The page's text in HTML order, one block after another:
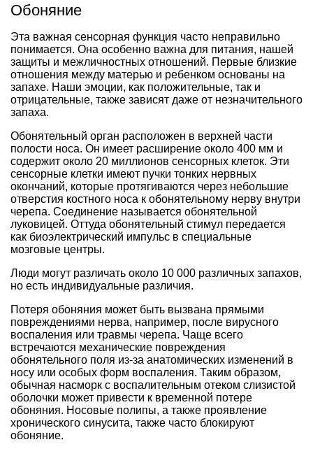
Обоняние
Эта важная сенсорная функция часто неправильно
понимается. Она особенно важна для питания, нашей
защиты и межличностных отношений. Первые близкие
отношения между матерью и ребенком основаны на
запахе. Наши эмоции, как положительные, так и
отрицательные, также зависят даже от незначительного
запаха.
Обонятельный орган расположен в верхней части
полости носа. Он имеет расширение около 400 мм и
содержит около 20 миллионов сенсорных клеток. Эти
сенсорные клетки имеют пучки тонких нервных
окончаний, которые протягиваются через небольшие
отверстия костного носа к обонятельному нерву внутри
черепа. Соединение называется обонятельной
луковицей. Оттуда обонятельный стимул передается
как биоэлектрический импульс в специальные
мозговые центры.
Люди могут различать около 10 000 различных запахов,
но есть индивидуальные различия.
Потеря обоняния может быть вызвана прямыми
повреждениями нерва, например, после вирусного
воспаления или травмы черепа. Чаще всего
встречаются механические повреждения
обонятельного поля из-за анатомических изменений в
носу или особых форм воспаления. Таким образом,
обычная насморк с воспалительным отеком слизистой
оболочки может привести к временной потере
обоняния. Носовые полипы, а также проявление
хронического синусита, также часто блокируют
обоняние.